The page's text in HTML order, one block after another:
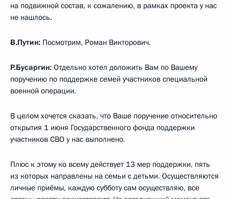
на подвижной состав, к сожалению, в рамках проекта у нас
не нашлось.
В.Путин: Посмотрим, Роман Викторович.
Р.Бусаргин: Отдельно хотел доложить Вам по Вашему
поручению по поддержке семей участников специальной
военной операции.
В целом хочется сказать, что Ваше поручение относительно
открытия 1 июня Государственного фонда поддержки
участников СВО у нас выполнено.
Плюс к этому ко всему действует 13 мер поддержки, пять
из которых направлены на семьи с детьми. Осуществляются
личные приёмы, каждую субботу сам осуществляю, все